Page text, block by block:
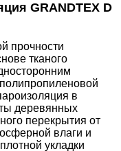
GRANDTEX D
прочности
тканого
в
деревянных
перекрытия от
влаги и
укладки